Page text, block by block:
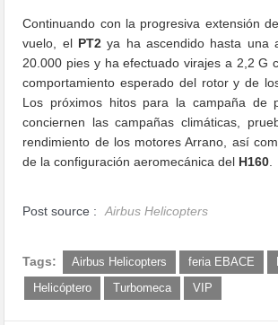
Continuando con la progresiva extensión
vuelo, el PT2 ya ha ascendido hasta una
20.000 pies y ha efectuado virajes a 2,2 G
comportamiento esperado del rotor y de
Los próximos hitos para la campaña de
conciernen las campañas climáticas,
rendimiento de los motores Arrano, así
de la configuración aeromecánica del H160
Post source : Airbus Helicopters
Tags: Airbus Helicopters feria EBACE
Helicóptero
Turbomeca VIP